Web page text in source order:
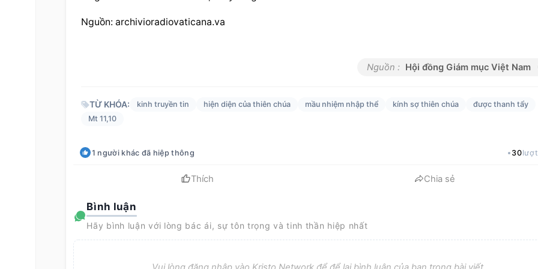
Nguồn: archivioradiovaticana.va
Nguồn : Hội đồng Giám mục Việt Nam
TỪ KHÓA: kinh truyền tin hiện diện của thiên chúa mầu nhiệm nhập thể kính sợ thiên chúa
được thanh tẩy
Mt 11,10
1 người khác đã hiệp thông 30
Thích Chia sẻ
Bình luận
Hãy bình luận với lòng bác ái, sự tôn trọng và tinh thần hiệp nhất